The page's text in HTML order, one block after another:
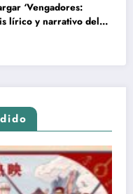
‘Vengadores:
lírico y narrativo del
UNCATEGORIZED